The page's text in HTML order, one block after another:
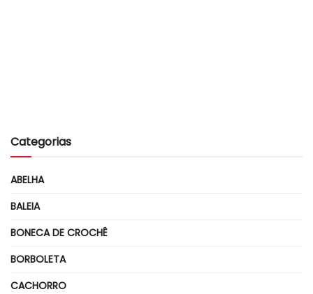
Categorias
ABELHA
BALEIA
BONECA DE CROCHÊ
BORBOLETA
CACHORRO